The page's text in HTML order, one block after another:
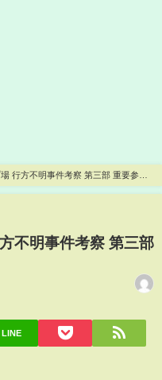
行方不明事件考察 第三部 重要参考
不明事件考察 第三部
LINE